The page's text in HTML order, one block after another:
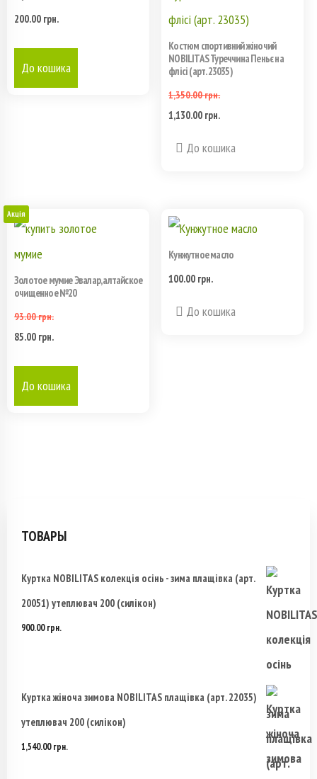
200.00 грн.
До кошика
Костюм спортивний жіночий
NOBILITAS Туреччина Пеньє на
флісі (арт. 23035)
1,350.00грн.
Первоначальная
цена
1,130.00 грн.Текущая
цена:
До кошика
несколько
Акція
Золотое мумие Эвалар, алтайское
очищенное №20
93.00грн.
Первоначальная
цена
составляла
85.00 грн.Текущая
цена:
До кошика
Кунжутное масло
100.00 грн.
До кошика
ТОВАРЫ
Куртка NOBILITAS колекція осінь - зима плащівка (арт.
20051) утеплювач 200 (силікон)
900.00грн.
Куртка жіноча зимова NOBILITAS плащівка (арт. 22035)
утеплювач 200 (силікон)
1,540.00грн.